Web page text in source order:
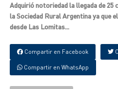
Adquirió notoriedad la llegada de 25
la Sociedad Rural Argentina ya que
desde Las Lomitas...
Compartir en Facebook
Compartir en WhatsApp